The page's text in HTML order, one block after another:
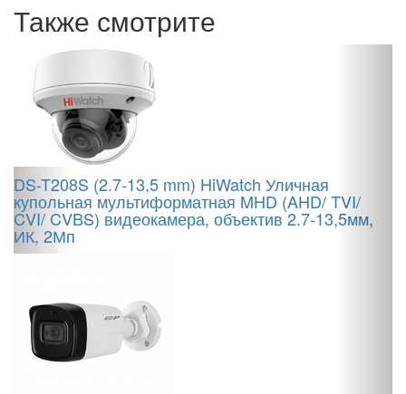
Также смотрите
DS-T208S (2.7-13,5 mm) HiWatch Уличная
купольная мультиформатная MHD (AHD/ TVI/
CVI/ CVBS) видеокамера, объектив 2.7-13,5мм,
ИК, 2Мп